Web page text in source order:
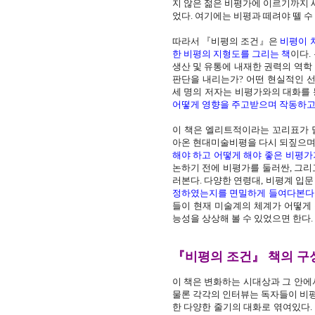
지 않은 젊은 비평가에 이르기까지
었다. 여기에는 비평과 떼려야 뗄
따라서 『비평의 조건』은 비평이
한 비평의 지형도를 그리는 책 이다.
생산 및 유통에 내재한 권력의 역
판단을 내리는가? 어떤 현실적인
세 명의 저자는 비평가와의 대화를
어떻게 영향을 주고받으며 작동하
이 책은 엘리트적이라는 꼬리표가
아온 현대미술비평을 다시 되짚으
해야 하고 어떻게 해야 좋은 비평
논하기 전에 비평가를 둘러싼, 그
러본다. 다양한 연령대, 비평계 입
정하였는지를 면밀하게 들여다본
들이 현재 미술계의 체계가 어떻
능성을 상상해 볼 수 있었으면 한다.
『비평의 조건』 책의 구
이 책은 변화하는 시대상과 그 안
물론 각각의 인터뷰는 독자들이 비
한 다양한 줄기의 대화로 엮여있